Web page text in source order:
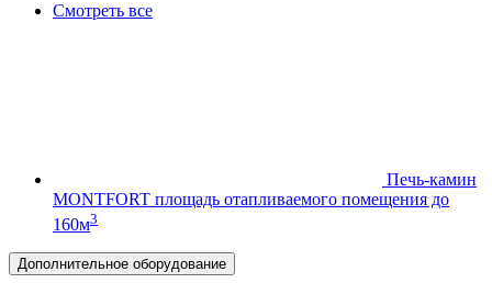
Смотреть все
Печь-камин
MONTFORT площадь отапливаемого помещения до
160м3
Дополнительное оборудование